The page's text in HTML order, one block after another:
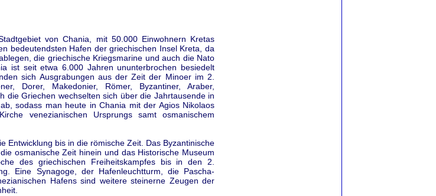
von Chania, mit 50.000 Einwohnern Kretas
bedeutendsten Hafen der griechischen Insel Kreta, da
die griechische Kriegsmarine und auch die Nato
ist seit etwa 6.000 Jahren ununterbrochen besiedelt
sich Ausgrabungen aus der Zeit der Minoer im 2.
Dorer, Makedonier, Römer, Byzantiner, Araber,
die Griechen wechselten sich über die Jahrtausende in
sodass man heute in Chania mit der Agios Nikolaos
venezianischen Ursprungs samt osmanischem
Entwicklung bis in die römische Zeit. Das Byzantinische
osmanische Zeit hinein und das Historische Museum
des griechischen Freiheitskampfes bis in den 2.
Eine Synagoge, der Hafenleuchtturm, die Pascha-
Hafens sind weitere steinerne Zeugen der